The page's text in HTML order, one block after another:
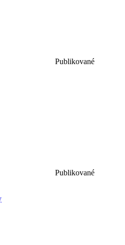
Publikované
Publikované